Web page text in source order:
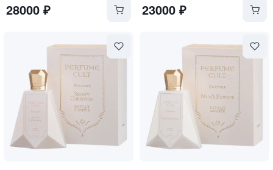
28000 ₽ 23000₽